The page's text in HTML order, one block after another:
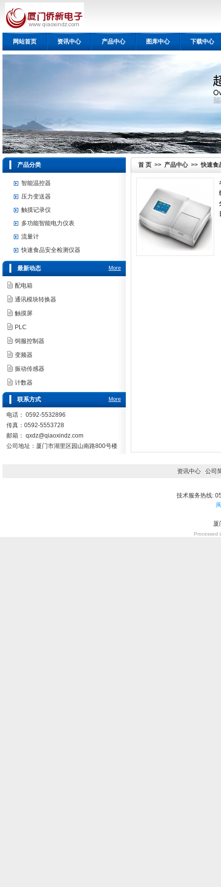
网站首页 资讯中心 产品中心 图库中心 下载中心
首 页 >> 产品中心>>快速食
产品分类
智能温控器
压力变送器
触摸记录仪
多功能智能电力仪表
流量计
快速食品安全检测仪器
More
最新动态
配电箱
通讯模块转换器
触摸屏
PLC
饲服控制器
变频器
振动传感器
计数器
More
联系方式
电话： 0592-5532896
传真：0592-5553728
邮箱： qxdz@qiaoxindz.com
公司地址：厦门市湖里区园山南路800号楼
资讯中心 公司
技术服务热线:
Processed